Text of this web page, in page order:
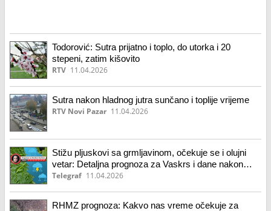
Todorović: Sutra prijatno i toplo, do utorka i 20
stepeni, zatim kišovito
RTV 11.04.2026
Sutra nakon hladnog jutra sunčano i toplije vrijeme
RTV Novi Pazar 11.04.2026
Stižu pljuskovi sa grmljavinom, očekuje se i olujni
vetar: Detaljna prognoza za Vaskrs i dane nakon
njega
Telegraf 11.04.2026
RHMZ prognoza: Kakvo nas vreme očekuje za